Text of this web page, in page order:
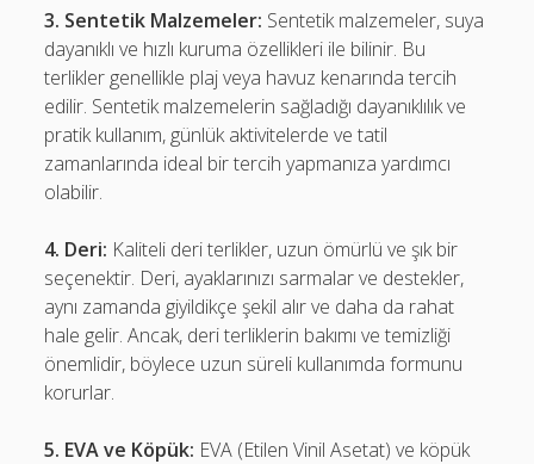
3. Sentetik Malzemeler: Sentetik malzemeler, suya
dayanıklı ve hızlı kuruma özellikleri ile bilinir. Bu
terlikler genellikle plaj veya havuz kenarında tercih
edilir. Sentetik malzemelerin sağladığı dayanıklılık ve
pratik kullanım, günlük aktivitelerde ve tatil
zamanlarında ideal bir tercih yapmanıza yardımcı
olabilir.
4. Deri: Kaliteli deri terlikler, uzun ömürlü ve şık bir
seçenektir. Deri, ayaklarınızı sarmalar ve destekler,
aynı zamanda giyildikçe şekil alır ve daha da rahat
hale gelir. Ancak, deri terliklerin bakımı ve temizliği
önemlidir, böylece uzun süreli kullanımda formunu
korurlar.
5. EVA ve Köpük: EVA (Etilen Vinil Asetat) ve köpük